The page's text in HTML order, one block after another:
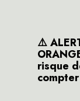
⚠️
risque